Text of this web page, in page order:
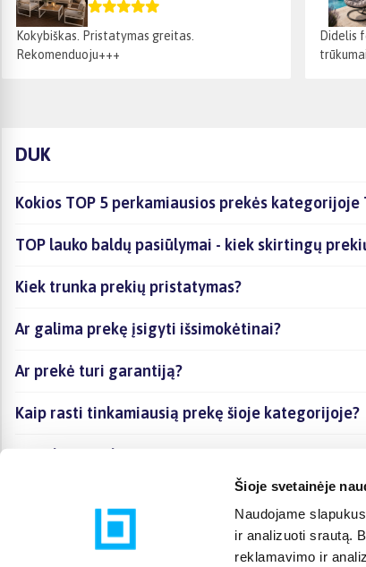
Šioje svetainėje
Naudojame
ir analizuoti srautą.
reklamavimo ir
Kokybiškas. Pristatymas greitas.
Rekomenduoju+++
Didelis
DUK
Kokios TOP 5 perkamiausios prekės kategorijoje
TOP lauko baldų pasiūlymai - kiek skirtingų
Kiek trunka prekių pristatymas?
Ar galima prekę įsigyti išsimokėtinai?
Ar prekė turi garantiją?
Kaip rasti tinkamiausią prekę šioje kategorijoje?
Ar galima prekę atsiimti vietoje?